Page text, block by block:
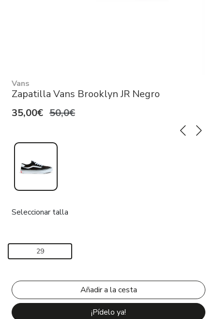
Vans
Zapatilla Vans Brooklyn JR Negro
35,00€ 50,0€
Seleccionar talla
29
¡Pídelo ya!